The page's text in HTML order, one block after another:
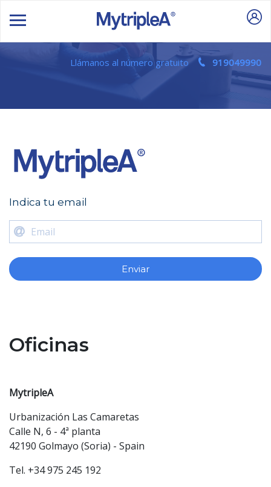
Llámanos al número gratuito 919049990
Indica tu email
Oficinas
MytripleA
Urbanización Las Camaretas
Calle N, 6 - 4ª planta
42190 Golmayo (Soria) - Spain
Tel. +34 975 245 192